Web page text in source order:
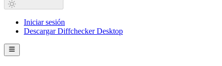
Iniciar sesión
Descargar Diffchecker Desktop